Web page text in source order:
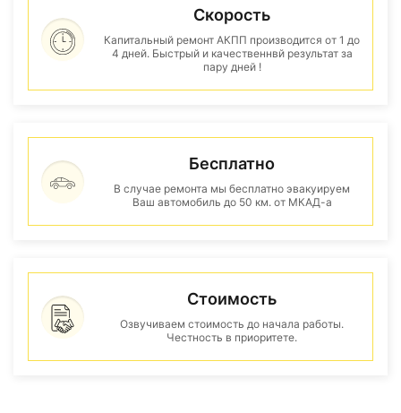
Скорость
Капитальный ремонт АКПП производится от 1 до
4 дней. Быстрый и качественнвй результат за
пару дней !
Бесплатно
В случае ремонта мы бесплатно эвакуируем
Ваш автомобиль до 50 км. от МКАД-а
Стоимость
Озвучиваем стоимость до начала работы.
Честность в приоритете.